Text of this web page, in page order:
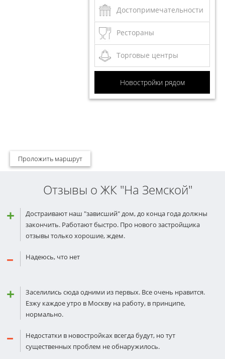
Достопримечательности
Рестораны
Торговые центры
Новостройки рядом
Проложить маршрут
Отзывы о ЖК "На Земской"
Достраивают наш "зависший" дом, до конца года должны
закончить. Работают быстро. Про нового застройщика
отзывы только хорошие, ждем.
Надеюсь, что нет
Заселились сюда одними из первых. Все очень нравится.
Езжу каждое утро в Москву на работу, в принципе,
нормально.
Недостатки в новостройках всегда будут, но тут
существенных проблем не обнаружилось.